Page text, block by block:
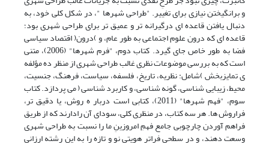
و برانگیختن نیازی برای تغییر. "طراحی شهرها "، در شکل کلی خود، به
دنبال یافتن قاعده ای درگیرانه تر و عمیق تر برای طراحی شهری بود؛
قاعده ای که درون علوم اجتماعی به طور عام، و )درون( اقتصاد سیاسی
فضا به طور خاص جای گیرد. کتاب دوم، "فرم شهرها" (2006)، متنی
است که به بررسی موضوعات نظری غالب طراحی شهری از منظر ده مؤلفه
ی تمایزبخش )شامل: نظریه، تاریخ، فلسفه، سیاست، فرهنگ، جنسیت،
محیط، زیبایی شناسی، گونه شناسی، و کاربرد شناسی ( می پردازد. کتاب
سوم، "فهم شهرها" (2011)، کتابی است دربار ه روش، یا دقیق تر،
فراروش ها. هر سه کتاب، در منظری کلی، سودای آن رادارند که از طریق
فراهم آوردن چارچوبی جامع فهمِ امروزینِ ما را نسبت به طراحی شهری
وسعت دهند، و در سطحی فراتر هویتی نو و تازه را به این رشته ارزانی